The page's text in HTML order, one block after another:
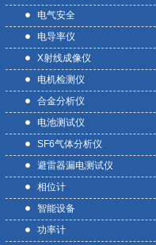
电气安全
电导率仪
X射线成像仪
电机检测仪
合金分析仪
电池测试仪
SF6气体分析仪
避雷器漏电测试仪
相位计
智能设备
功率计